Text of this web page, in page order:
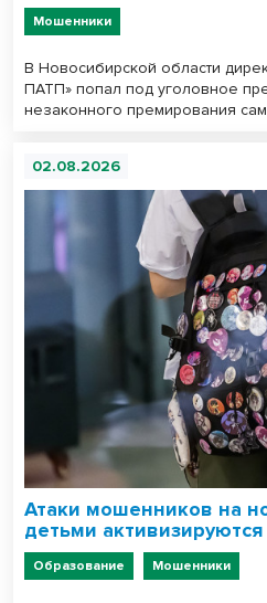
Мошенники
В Новосибирской области
ПАТП» попал под уголовное
незаконного премирования
02.08.2026
Атаки мошенников на
детьми активизируются
Образование Мошенники